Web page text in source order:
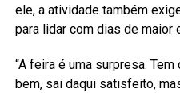
ele, a atividade também
para lidar com dias de maior
“A feira é uma surpresa.
bem, sai daqui satisfeito,